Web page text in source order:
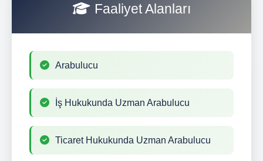
Faaliyet Alanları
Arabulucu
İş Hukukunda Uzman Arabulucu
Ticaret Hukukunda Uzman Arabulucu